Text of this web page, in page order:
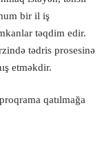
bir il iş
təqdim edir.
tədris prosesinə
etməkdir.
qatılmağa